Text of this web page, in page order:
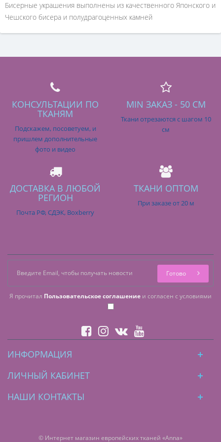
Бисерные украшения выполнены из качественного Японского и
Чешского бисера и полудрагоценных камней
КОНСУЛЬТАЦИИ ПО
ТКАНЯМ
Подскажем, посоветуем, и
пришлем дополнительные
фото и видео
MIN ЗАКАЗ - 50 СМ
Ткани отрезаются с шагом 10
см
ДОСТАВКА В ЛЮБОЙ
РЕГИОН
Почта РФ, СДЭК, Boxberry
ТКАНИ ОПТОМ
При заказе от 20 м
Я прочитал Пользовательское соглашение и согласен с условиями
Готово
ИНФОРМАЦИЯ
ЛИЧНЫЙ КАБИНЕТ
НАШИ КОНТАКТЫ
© Интернет магазин европейских тканей «Anna»